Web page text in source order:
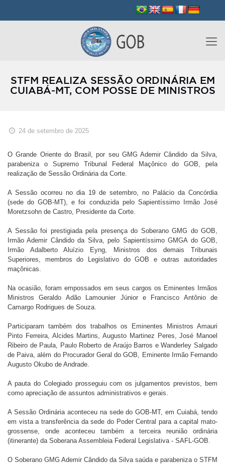
STFM REALIZA SESSÃO ORDINÁRIA EM
CUIABÁ-MT, COM POSSE DE MINISTROS
24 de setembro de 2025
O Grande Oriente do Brasil, por seu GMG Ademir Cândido da Silva,
parabeniza o Supremo Tribunal Federal Maçônico do GOB, pela
realização de Sessão Ordinária da Corte.
A Sessão ocorreu no dia 19 de setembro, no Palácio da Concórdia
(sede do GOB-MT), e foi conduzida pelo Sapientíssimo Irmão José
Moretzsohn de Castro, Presidente da Corte.
A Sessão foi prestigiada pela presença do Soberano GMG do GOB,
Irmão Ademir Cândido da Silva, pelo Sapientíssimo GMGA do GOB,
Irmão Adalberto Aluízio Eyng, Ministros dos demais Tribunais
Superiores, membros do Legislativo do GOB e outras autoridades
maçônicas.
Na ocasião, foram empossados em seus cargos os Eminentes Irmãos
Ministros Geraldo Adão Lamounier Júnior e Francisco Antônio de
Camargo Rodrigues de Souza.
Participaram também dos trabalhos os Eminentes Ministros Amauri
Pinto Ferreira, Alcides Martins, Augusto Martinez Peres, José Manoel
Ribeiro de Paula, Paulo Roberto de Araújo Barros e Wanderley Salgado
de Paiva, além do Procurador Geral do GOB, Eminente Irmão Fernando
Augusto Okubo de Andrade.
A pauta do Colegiado prosseguiu com os julgamentos previstos, bem
como apreciação de assuntos administrativos e gerais.
A Sessão Ordinária aconteceu na sede do GOB-MT, em Cuiabá, tendo
em vista a transferência da sede do Poder Central para a capital mato-
grossense, onde aconteceu também a terceira reunião ordinária
(itinerante) da Soberana Assembleia Federal Legislativa - SAFL-GOB.
O Soberano GMG Ademir Cândido da Silva saúda e parabeniza o STFM